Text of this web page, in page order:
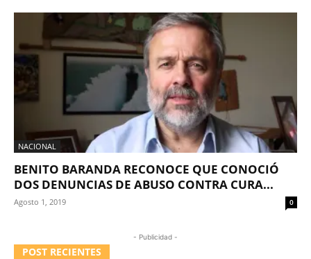
NACIONAL
BENITO BARANDA RECONOCE QUE CONOCIÓ
DOS DENUNCIAS DE ABUSO CONTRA CURA...
Agosto 1, 2019 0
- Publicidad -
POST RECIENTES